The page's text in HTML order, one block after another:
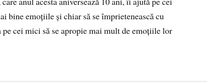
bine emoțiile și chiar să se împrietenească cu
cei mici să se apropie mai mult de emoțiile lor